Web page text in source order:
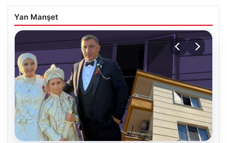
Yan Manşet